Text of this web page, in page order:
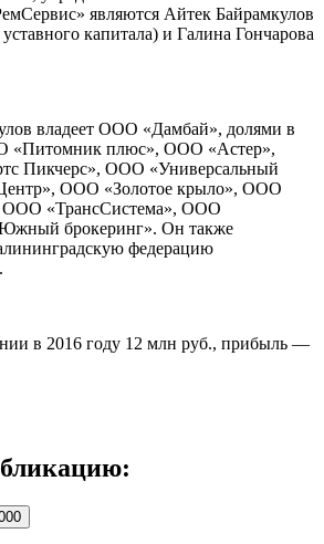
являются Айтек Байрамкулов
капитала) и Галина Гончарова
владеет ООО «Дамбай», долями в
«Питомник плюс», ООО «Астер»,
Пикчерс», ООО «Универсальный
ООО «Золотое крыло», ООО
ООО «ТрансСистема», ООО
брокеринг». Он также
федерацию
в 2016 году 12 млн руб., прибыль —